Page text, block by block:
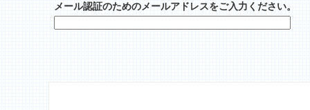
メール認証のためのメールアドレスをご入力ください。